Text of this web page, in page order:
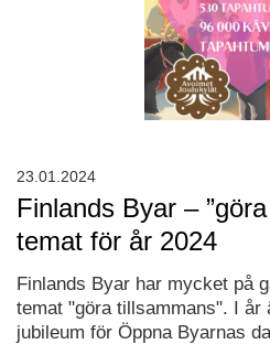
Finlands Byar –
temat för år 2024
Finlands Byar har mycket på
temat "göra tillsammans". I år
jubileum för Öppna Byarnas
23.01.2024